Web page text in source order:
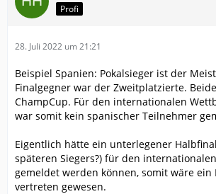
Profi
28. Juli 2022 um 21:21
Beispiel Spanien: Pokalsieger ist der
Finalgegner war der Zweitplatzierte.
ChampCup. Für den internationalen
war somit kein spanischer Teilnehmer
Eigentlich hätte ein unterlegener
späteren Siegers?) für den
gemeldet werden können, somit wäre ein
vertreten gewesen.